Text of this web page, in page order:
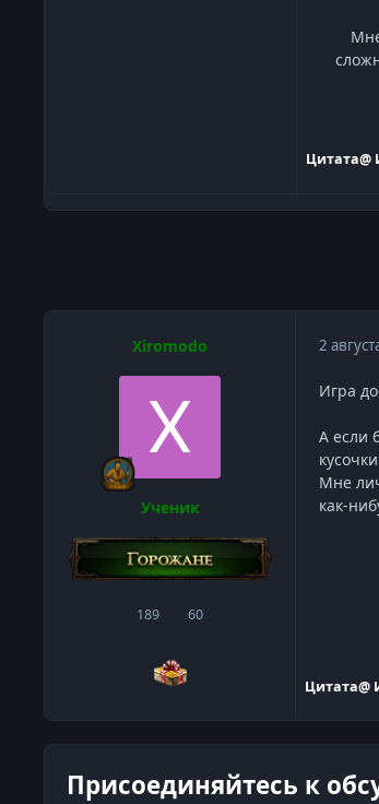
Цитата@
Xiromodo
Ученик
189сообщения
60Репутация
2
Игра
А если
Мне
как-
Цитата@
Присоединяйтесь к